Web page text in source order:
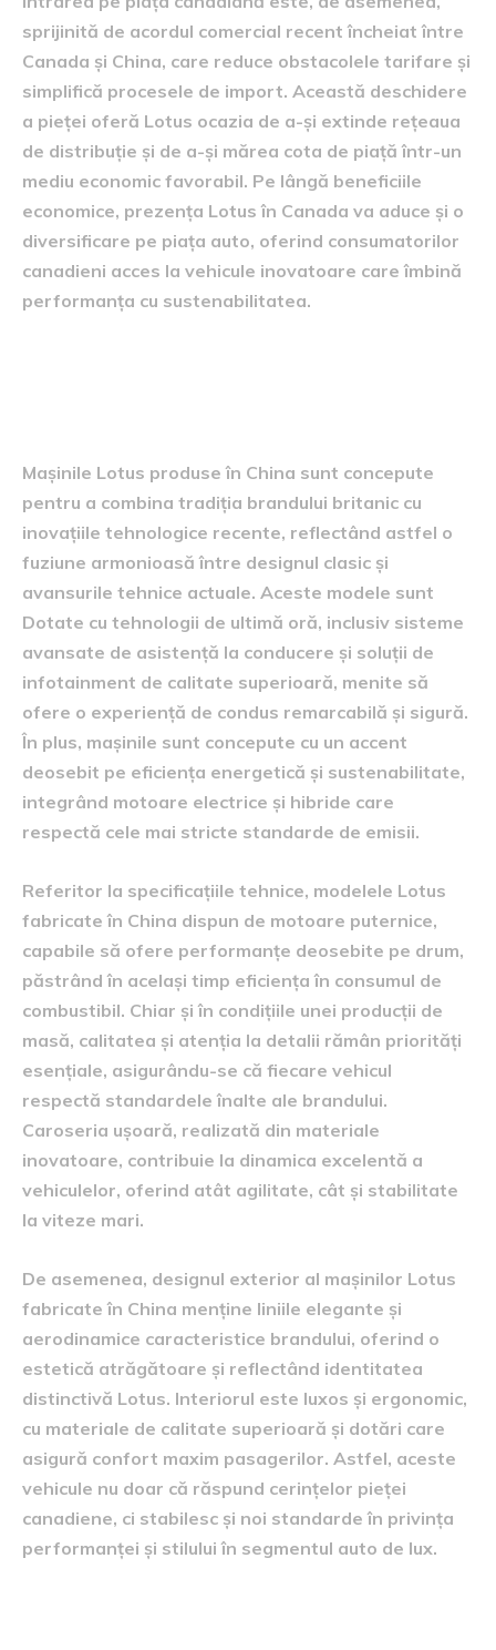
sprijinită de acordul comercial recent încheiat între
Canada și China, care reduce obstacolele tarifare și
simplifică procesele de import. Această deschidere
a pieței oferă Lotus ocazia de a-și extinde rețeaua
de distribuție și de a-și mărea cota de piață într-un
mediu economic favorabil. Pe lângă beneficiile
economice, prezența Lotus în Canada va aduce și o
diversificare pe piața auto, oferind consumatorilor
canadieni acces la vehicule inovatoare care îmbină
performanța cu sustenabilitatea.
Mașinile Lotus produse în China sunt concepute
pentru a combina tradiția brandului britanic cu
inovațiile tehnologice recente, reflectând astfel o
fuziune armonioasă între designul clasic și
avansurile tehnice actuale. Aceste modele sunt
Dotate cu tehnologii de ultimă oră, inclusiv sisteme
avansate de asistență la conducere și soluții de
infotainment de calitate superioară, menite să
ofere o experiență de condus remarcabilă și sigură.
În plus, mașinile sunt concepute cu un accent
deosebit pe eficiența energetică și sustenabilitate,
integrând motoare electrice și hibride care
respectă cele mai stricte standarde de emisii.
Referitor la specificațiile tehnice, modelele Lotus
fabricate în China dispun de motoare puternice,
capabile să ofere performanțe deosebite pe drum,
păstrând în același timp eficiența în consumul de
combustibil. Chiar și în condițiile unei producții de
masă, calitatea și atenția la detalii rămân priorități
esențiale, asigurându-se că fiecare vehicul
respectă standardele înalte ale brandului.
Caroseria ușoară, realizată din materiale
inovatoare, contribuie la dinamica excelentă a
vehiculelor, oferind atât agilitate, cât și stabilitate
la viteze mari.
De asemenea, designul exterior al mașinilor Lotus
fabricate în China menține liniile elegante și
aerodinamice caracteristice brandului, oferind o
estetică atrăgătoare și reflectând identitatea
distinctivă Lotus. Interiorul este luxos și ergonomic,
cu materiale de calitate superioară și dotări care
asigură confort maxim pasagerilor. Astfel, aceste
vehicule nu doar că răspund cerințelor pieței
canadiene, ci stabilesc și noi standarde în privința
performanței și stilului în segmentul auto de lux.